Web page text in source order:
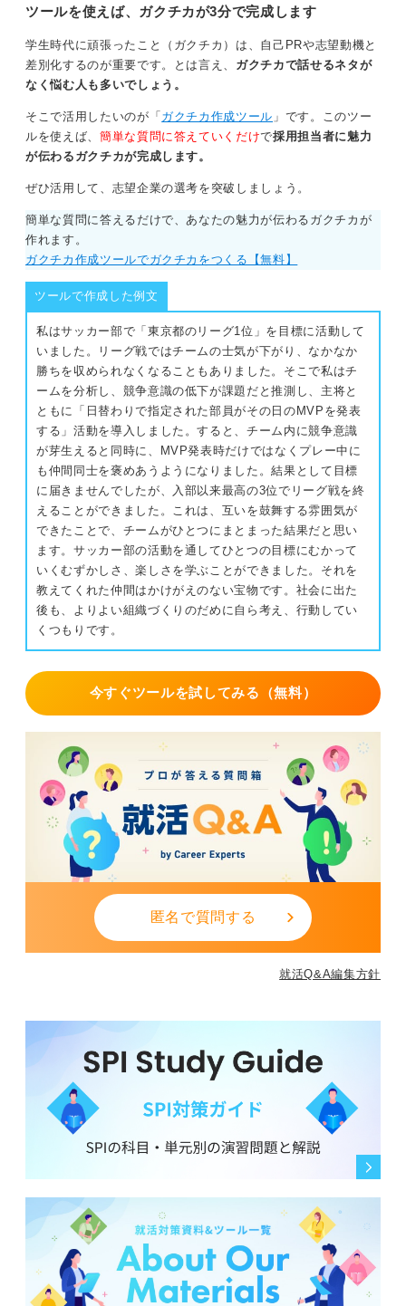
果が重要です。自分にどれだけの影響があったのか、ど
差別化にはオリジナルのエピソードがカギ！ 自分だ
けの経験で話そう
ガクチカの内容については、ほとんどの人がバイトネ
タ、サークルネタ、ボランティアネタです。内容もよく
ます。
このように、同じ内容も多いため、逆に変わったエピソ
ードのガクチカはとても印象に残るのです。
らガクチカにしても良いと思います。印象に残るエピソ
0
ツールを使えば、ガクチカが3分で完成します
学生時代に頑張ったこと（ガクチカ）は、自己PRや志望動機と
差別化するのが重要です。とは言え、 ガクチカで話せるネタが
なく悩む人も多いでしょう。
そこで活用したいのが「 ガクチカ作成ツール 」です。このツー
ルを使えば、 簡単な質問に答えていくだけで採用担当者に魅力
が伝わるガクチカが完成します。
ぜひ活用して、志望企業の選考を突破しましょう。
簡単な質問に答えるだけで、あなたの魅力が伝わるガクチカが
作れます。
ガクチカ作成ツールでガクチカをつくる【無料】
ツールで作成した例文
私はサッカー部で「東京都のリーグ1位」を目標に活動して
いました。リーグ戦ではチームの士気が下がり、なかなか
勝ちを収められなくなることもありました。そこで私はチ
ームを分析し、競争意識の低下が課題だと推測し、主将と
ともに「日替わりで指定された部員がその日のMVPを発表
する」活動を導入しました。すると、チーム内に競争意識
が芽生えると同時に、MVP発表時だけではなくプレー中に
も仲間同士を褒めあうようになりました。結果として目標
に届きませんでしたが、入部以来最高の3位でリーグ戦を終
えることができました。これは、互いを鼓舞する雰囲気が
できたことで、チームがひとつにまとまった結果だと思い
ます。サッカー部の活動を通してひとつの目標にむかって
いくむずかしさ、楽しさを学ぶことができました。それを
教えてくれた仲間はかけがえのない宝物です。社会に出た
後も、よりよい組織づくりのだめに自ら考え、行動してい
くつもりです。
今すぐツールを試してみる（無料）
匿名で質問する
就活Q&A編集方針